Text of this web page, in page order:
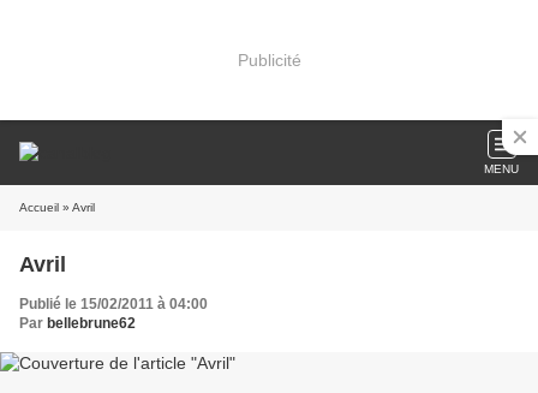
Publicité
MENU
Accueil » Avril
Avril
Publié le 15/02/2011 à 04:00
Par bellebrune62